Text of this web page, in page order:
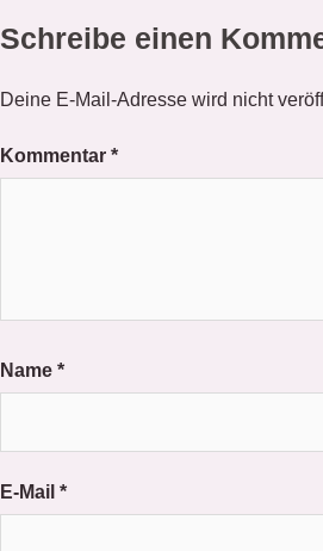
Schreibe einen
Deine E-Mail-Adresse wird nicht
Kommentar *
Name *
E-Mail *